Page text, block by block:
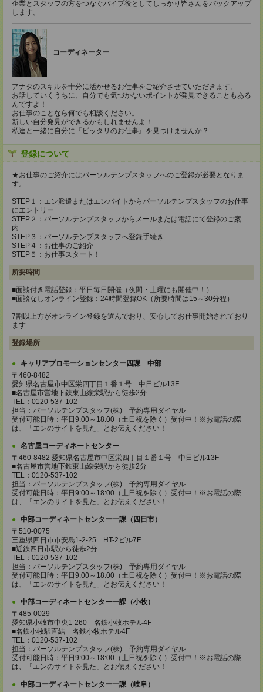
企業とスタッフの方をつなぐパイプ役としてしっかり皆さんをバックアップ
します。
コーディネーター
アナタのスキルを十分に活かせるお仕事をご紹介させていただきます。
お話していくうちに、自分でも気づかないポイントが発見できることもある
んですよ！
お仕事のことなら何でも相談ください。
新しい自分発見ができるかもしれませんよ！
私達と一緒に自分に『ピッタリのお仕事』を見つけませんか？
登録について
★お仕事のご紹介にはパーソルテンプスタッフへのご登録が必要となりま
す。
STEP１：エン派遣またはエンバイトからパーソルテンプスタッフのお仕事
にエントリー
STEP２：パーソルテンプスタッフからメールまたは電話にて登録のご案
内
STEP３：パーソルテンプスタッフへ登録手続き
STEP４：お仕事のご紹介
STEP５：お仕事スタート！
所要時間
■面談付き電話登録：平日毎日開催（夜間・土曜にも開催中！）
■面談なしオンライン登録：24時間登録OK（所要時間は15～30分程）
7割以上方がオンライン登録を選んでおり、安心してお仕事開始されており
ます
登録場所
キャリアプロモーションセンター四課 中部
〒460-8482
愛知県名古屋市中区栄四丁目１番１号 中日ビル13F
■名古屋市営地下鉄東山線栄駅から徒歩2分
TEL：0120-537-102
担当：パーソルテンプスタッフ(株) 予約専用ダイヤル
受付可能日時：平日9:00～18:00（土日祝を除く）受付中！※お電話の際
は、「エンのサイトを見た」とお伝えください！
名古屋コーディネートセンター
〒460-8482 愛知県名古屋市中区栄四丁目１番１号 中日ビル13F
■名古屋市営地下鉄東山線栄駅から徒歩2分
TEL：0120-537-102
担当：パーソルテンプスタッフ(株) 予約専用ダイヤル
受付可能日時：平日9:00～18:00（土日祝を除く）受付中！※お電話の際
は、「エンのサイトを見た」とお伝えください！
中部コーディネートセンター一課（四日市）
〒510-0075
三重県四日市市安島1-2-25 HT-2ビル7F
■近鉄四日市駅から徒歩2分
TEL：0120-537-102
担当：パーソルテンプスタッフ(株) 予約専用ダイヤル
受付可能日時：平日9:00～18:00（土日祝を除く）受付中！※お電話の際
は、「エンのサイトを見た」とお伝えください！
中部コーディネートセンター一課（小牧）
〒485-0029
愛知県小牧市中央1-260 名鉄小牧ホテル4F
■名鉄小牧駅直結 名鉄小牧ホテル4F
TEL：0120-537-102
担当：パーソルテンプスタッフ(株) 予約専用ダイヤル
受付可能日時：平日9:00～18:00（土日祝を除く）受付中！※お電話の際
は、「エンのサイトを見た」とお伝えください！
中部コーディネートセンター一課（岐阜）